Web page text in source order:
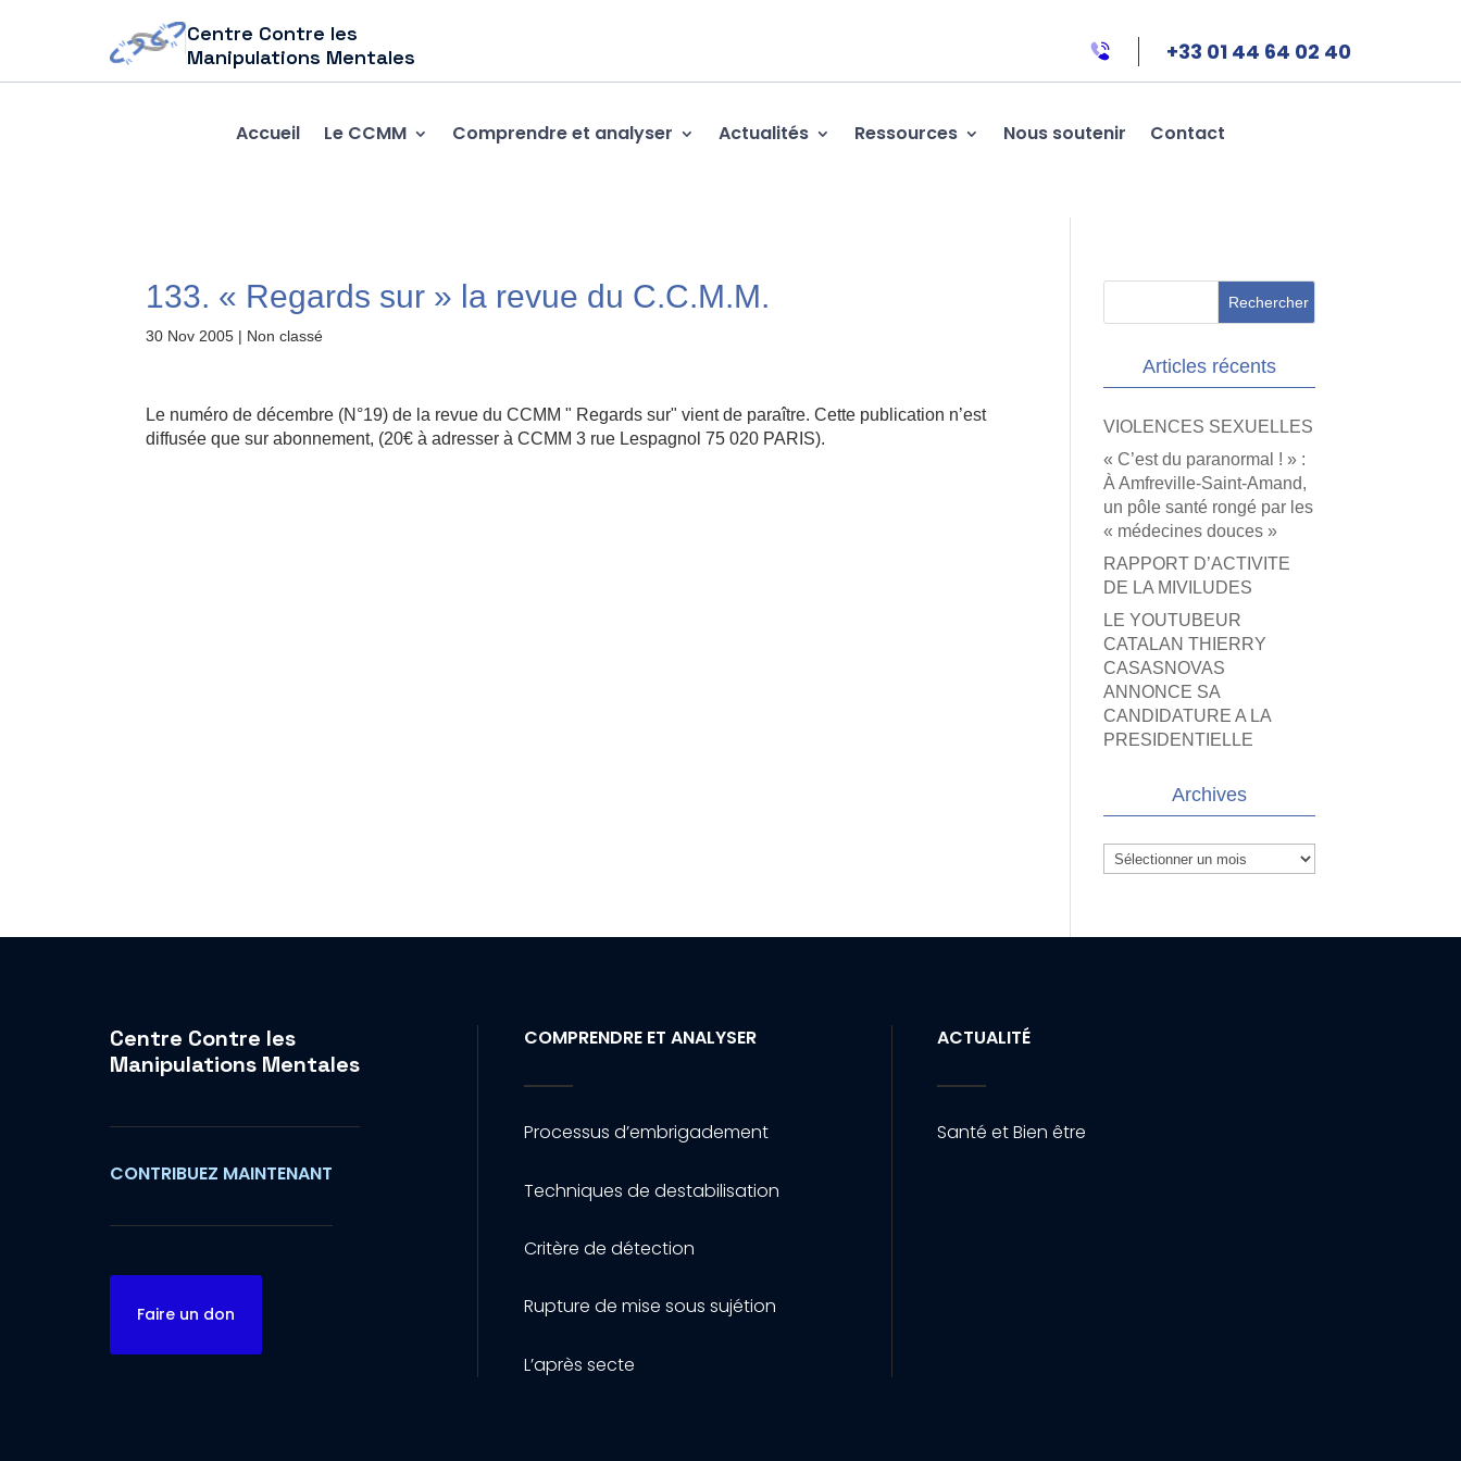
Centre Contre les
Manipulations Mentales
+33 01 44 64 02 40
Accueil Le CCMM Comprendre et analyser Actualités Ressources Nous soutenir Contact
133. « Regards sur » la revue du C.C.M.M.
30 Nov 2005 | Non classé
Le numéro de décembre (N°19) de la revue du CCMM " Regards sur" vient de paraître. Cette publication n’est
diffusée que sur abonnement, (20€ à adresser à CCMM 3 rue Lespagnol 75 020 PARIS).
Articles récents
VIOLENCES SEXUELLES
« C’est du paranormal ! » :
À Amfreville-Saint-Amand,
un pôle santé rongé par les
« médecines douces »
RAPPORT D’ACTIVITE
DE LA MIVILUDES
LE YOUTUBEUR
CATALAN THIERRY
CASASNOVAS
ANNONCE SA
CANDIDATURE A LA
PRESIDENTIELLE
Archives
Archives
Centre Contre les
Manipulations Mentales
CONTRIBUEZ MAINTENANT
Faire un don
COMPRENDRE ET ANALYSER
Processus d’embrigadement
Techniques de destabilisation
Critère de détection
Rupture de mise sous sujétion
L’après secte
ACTUALITÉ
Santé et Bien être